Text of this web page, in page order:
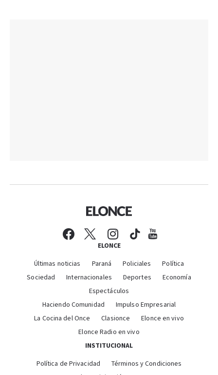
ELONCE
Últimas noticias Paraná Policiales
Política
Sociedad
Internacionales Deportes
Economía
Espectáculos
Haciendo Comunidad
Impulso Empresarial
La Cocina del Once
Clasionce
Elonce en vivo
Elonce Radio en vivo
INSTITUCIONAL
Política de Privacidad
Términos y Condiciones